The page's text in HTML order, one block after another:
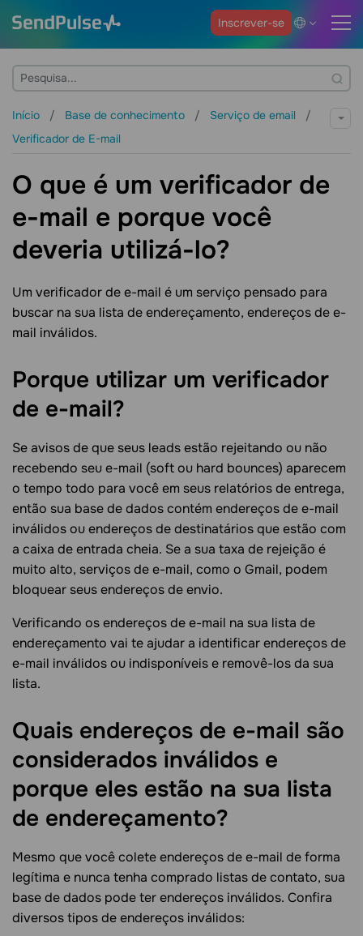
Inscrever-se
Início Base de conhecimento
Serviço de email
Verificador de E-mail
O que é um verificador de
e-mail e porque você
deveria utilizá-lo?
Um verificador de e-mail é um serviço pensado para
buscar na sua lista de endereçamento, endereços de e-
mail inválidos.
Porque utilizar um verificador
de e-mail?
Se avisos de que seus leads estão rejeitando ou não
recebendo seu e-mail (soft ou hard bounces) aparecem
o tempo todo para você em seus relatórios de entrega,
então sua base de dados contém endereços de e-mail
inválidos ou endereços de destinatários que estão com
a caixa de entrada cheia. Se a sua taxa de rejeição é
muito alto, serviços de e-mail, como o Gmail, podem
bloquear seus endereços de envio.
Verificando os endereços de e-mail na sua lista de
endereçamento vai te ajudar a identificar endereços de
e-mail inválidos ou indisponíveis e removê-los da sua
lista.
Quais endereços de e-mail são
considerados inválidos e
porque eles estão na sua lista
de endereçamento?
Mesmo que você colete endereços de e-mail de forma
legítima e nunca tenha comprado listas de contato, sua
base de dados pode ter endereços inválidos. Confira
diversos tipos de endereços inválidos: